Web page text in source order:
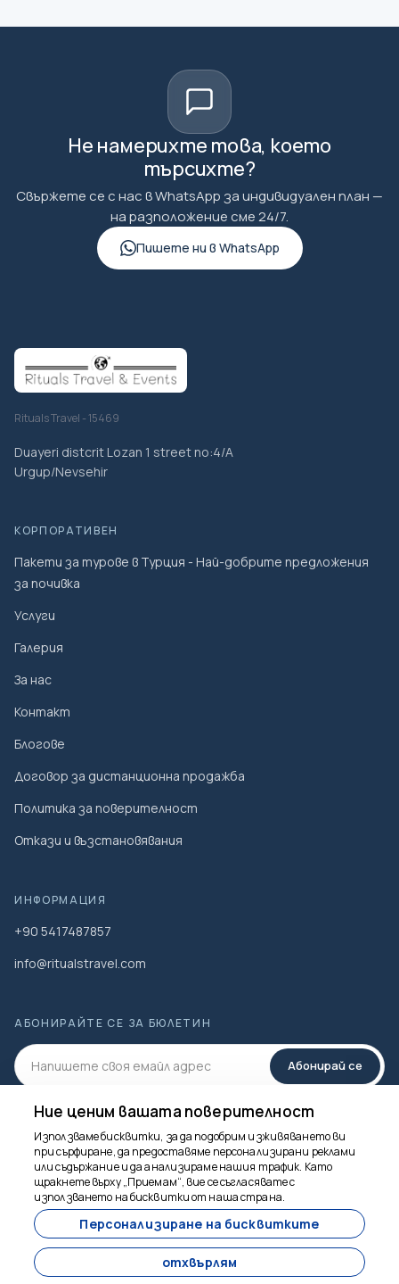
Не намерихте това, което
търсихте?
Свържете се с нас в WhatsApp за индивидуален план —
на разположение сме 24/7.
Пишете ни в WhatsApp
Rituals Travel - 15469
Duayeri distcrit Lozan 1 street no:4/A
Urgup/Nevsehir
КОРПОРАТИВЕН
Пакети за турове в Турция - Най-добрите предложения
за почивка
Услуги
Галерия
За нас
Контакт
Блогове
Договор за дистанционна продажба
Политика за поверителност
Откази и възстановявания
ИНФОРМАЦИЯ
+90 5417487857
info@ritualstravel.com
АБОНИРАЙТЕ СЕ ЗА БЮЛЕТИН
Абонирай се
СОЦИАЛНА МЕДИЯ
Ние ценим вашата поверителност
Използваме бисквитки, за да подобрим изживяването ви
при сърфиране, да предоставяме персонализирани реклами
или съдържание и да анализираме нашия трафик. Като
щракнете върху „Приемам“, вие се съгласявате с
използването на бисквитки от наша страна.
Персонализиране на бисквитките
отхвърлям
Тук сме, за да
помогнем